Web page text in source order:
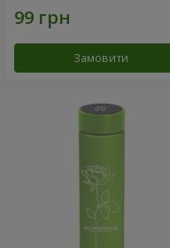
Замовити